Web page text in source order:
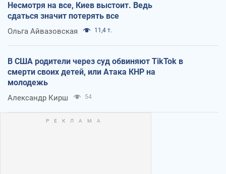
Несмотря на все, Киев выстоит. Ведь
сдаться значит потерять все
Ольга Айвазовская 11,4 т.
В США родители через суд обвиняют TikTok в
смерти своих детей, или Атака КНР на
молодежь
Александр Кирш 54